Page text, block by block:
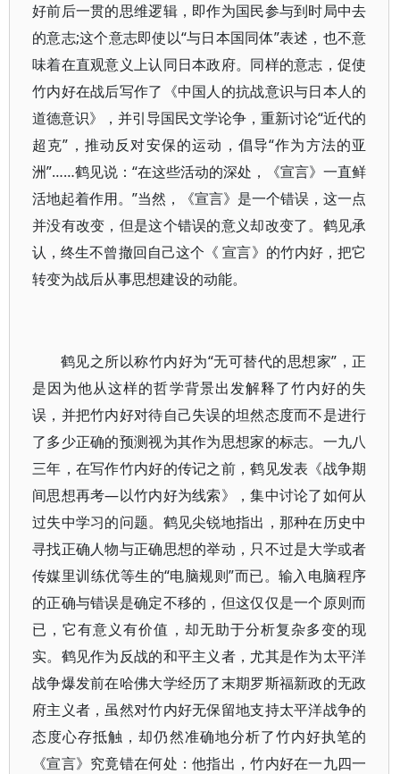
好前后一贯的思维逻辑，即作为国民参与到时局中去
的意志;这个意志即使以“与日本国同体”表述，也不意
味着在直观意义上认同日本政府。同样的意志，促使
竹内好在战后写作了《中国人的抗战意识与日本人的
道德意识》，并引导国民文学论争，重新讨论“近代的
超克”，推动反对安保的运动，倡导“作为方法的亚
洲”……鹤见说：“在这些活动的深处，《宣言》一直鲜
活地起着作用。”当然，《宣言》是一个错误，这一点
并没有改变，但是这个错误的意义却改变了。鹤见承
认，终生不曾撤回自己这个《 宣言》的竹内好，把它
转变为战后从事思想建设的动能。
鹤见之所以称竹内好为“无可替代的思想家”，正
是因为他从这样的哲学背景出发解释了竹内好的失
误，并把竹内好对待自己失误的坦然态度而不是进行
了多少正确的预测视为其作为思想家的标志。一九八
三年，在写作竹内好的传记之前，鹤见发表《战争期
间思想再考—以竹内好为线索》，集中讨论了如何从
过失中学习的问题。鹤见尖锐地指出，那种在历史中
寻找正确人物与正确思想的举动，只不过是大学或者
传媒里训练优等生的“电脑规则”而已。输入电脑程序
的正确与错误是确定不移的，但这仅仅是一个原则而
已，它有意义有价值，却无助于分析复杂多变的现
实。鹤见作为反战的和平主义者，尤其是作为太平洋
战争爆发前在哈佛大学经历了末期罗斯福新政的无政
府主义者，虽然对竹内好无保留地支持太平洋战争的
态度心存抵触，却仍然准确地分析了竹内好执笔的
《宣言》究竟错在何处：他指出，竹内好在一九四一